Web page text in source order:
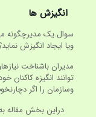
انگیزش ها
سوال.یک مدیرچگونه می
ویا ایجاد انگیزش
مدیران باشناخت
توانند انگیزه کاکنان
وسازمان را اگر
دراین بخش مقاله به